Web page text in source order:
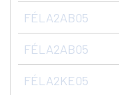
FÉLA2AB05
FÉLA2AB05
FÉLA2KE05